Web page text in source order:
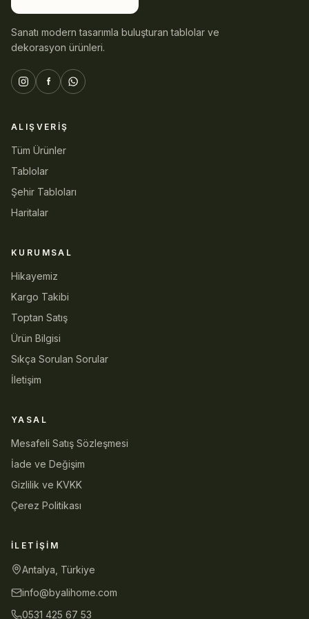
Sanatı modern tasarımla buluşturan tablolar ve
dekorasyon ürünleri.
ALIŞVERIŞ
Tüm Ürünler
Tablolar
Şehir Tabloları
Haritalar
KURUMSAL
Hikayemiz
Kargo Takibi
Toptan Satış
Ürün Bilgisi
Sıkça Sorulan Sorular
İletişim
YASAL
Mesafeli Satış Sözleşmesi
İade ve Değişim
Gizlilik ve KVKK
Çerez Politikası
İLETIŞIM
Antalya, Türkiye
info@byalihome.com
0531 425 67 53